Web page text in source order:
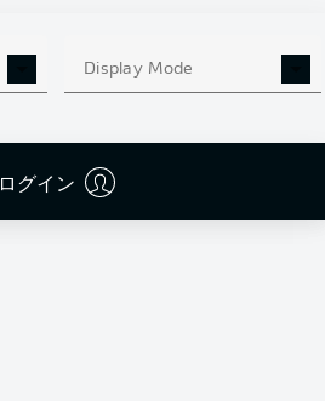
Display Mode
ログイン
Jiri Pavlenka